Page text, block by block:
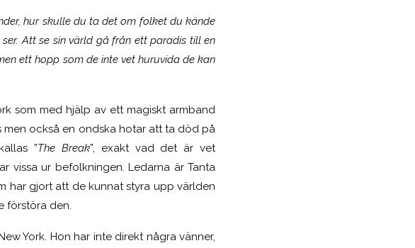
hur skulle du ta det om folket du kände
Att se sin värld gå från ett paradis till en
ett hopp som de inte vet huruvida de kan
som med hjälp av ett magiskt armband
men också en ondska hotar att ta död på
”The Break”, exakt vad det är vet
vissa ur befolkningen. Ledarna är Tanta
har gjort att de kunnat styra upp världen
förstöra den.
York. Hon har inte direkt några vänner,